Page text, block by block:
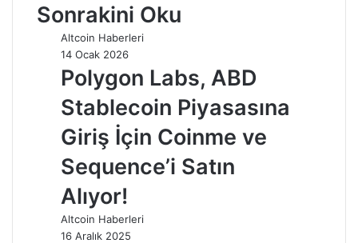
Sonrakini Oku
Altcoin Haberleri
14 Ocak 2026
Polygon Labs, ABD
Stablecoin Piyasasına
Giriş İçin Coinme ve
Sequence’i Satın
Alıyor!
Altcoin Haberleri
16 Aralık 2025